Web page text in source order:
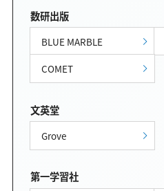
数研出版
BLUE MARBLE
COMET
文英堂
Grove
第一学習社